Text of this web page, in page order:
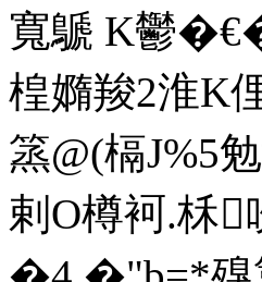
寬鷈 K鬱
楻嫷羧2淮K
篜@(槅
剌O樽袔.柇